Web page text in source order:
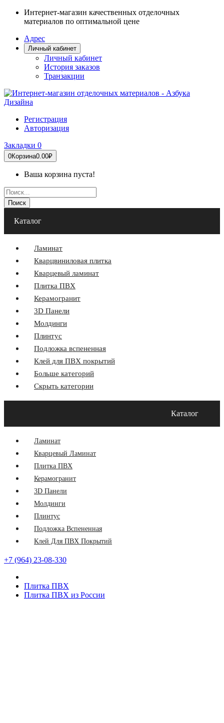
Интернет-магазин качественных отделочных
материалов по оптимальной цене
Адрес
Личный кабинет
Личный кабинет
История заказов
Транзакции
Регистрация
Авторизация
Закладки 0
0Корзина0.00₽
Ваша корзина пуста!
Поиск
Каталог
Ламинат
Кварцвиниловая плитка
Кварцевый ламинат
Плитка ПВХ
Керамогранит
3D Панели
Молдинги
Плинтус
Подложка вспененная
Клей для ПВХ покрытий
Больше категорий
Скрыть категории
Каталог
Ламинат
Кварцевый Ламинат
Плитка ПВХ
Керамогранит
3D Панели
Молдинги
Плинтус
Подложка Вспененная
Клей Для ПВХ Покрытий
+7 (964) 23-08-330
Плитка ПВХ
Плитка ПВХ из России